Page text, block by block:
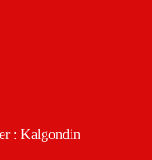
: Kalgondin